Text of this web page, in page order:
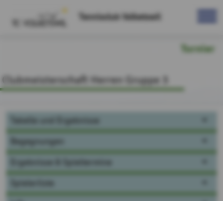
Tennisclub Volketswil
Turnier
Clubmeisterschaft Herren Gruppe 3
Tabelle und Ergebnisse
Begegnungen
Ergebnisse & Spieltermine
Spielerliste